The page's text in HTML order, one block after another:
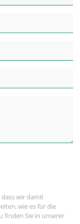
wir damit
wie es für die
finden Sie in unserer